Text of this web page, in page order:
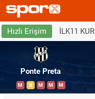
Hızlı Erişim İLK11 KUR
Ponte Preta
M B M M M